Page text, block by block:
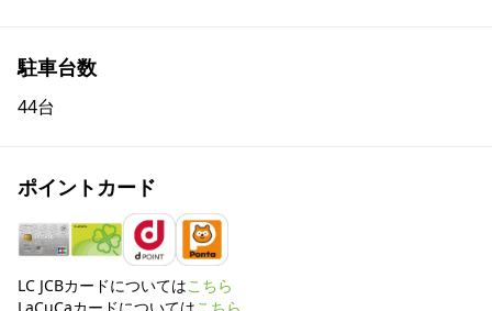
駐車台数
44台
ポイントカード
LC JCBカードについてはこちら